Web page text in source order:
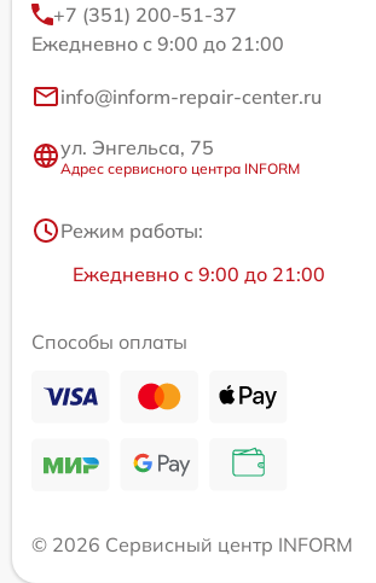
+7 (351) 200-51-37
Ежедневно с 9:00 до 21:00
info@inform-repair-center.ru
ул. Энгельса, 75
Адрес сервисного центра INFORM
Режим работы:
Ежедневно с 9:00 до 21:00
Способы оплаты
© 2026 Сервисный центр INFORM